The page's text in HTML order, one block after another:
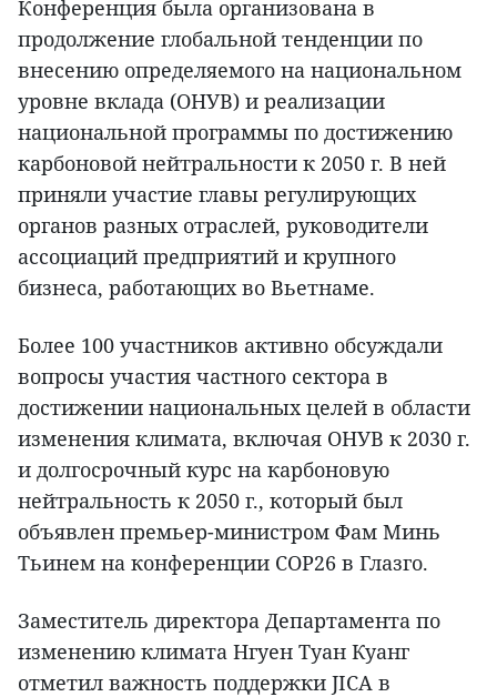
Конференция была организована в
продолжение глобальной тенденции по
внесению определяемого на национальном
уровне вклада (ОНУВ) и реализации
национальной программы по достижению
карбоновой нейтральности к 2050 г. В ней
приняли участие главы регулирующих
органов разных отраслей, руководители
ассоциаций предприятий и крупного
бизнеса, работающих во Вьетнаме.
Более 100 участников активно обсуждали
вопросы участия частного сектора в
достижении национальных целей в области
изменения климата, включая ОНУВ к 2030 г.
и долгосрочный курс на карбоновую
нейтральность к 2050 г., который был
объявлен премьер-министром Фам Минь
Тьинем на конференции COP26 в Глазго.
Заместитель директора Департамента по
изменению климата Нгуен Туан Куанг
отметил важность поддержки JICA в